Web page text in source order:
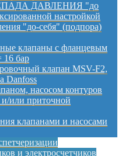
ДАВЛЕНИЯ "до
настройкой
"до-себя" (подпора)
клапаны с фланцевым
16 бар
клапан MSV-F2,
Danfoss
насосом контуров
или приточной
клапанами и насосами
и электросчетчиков